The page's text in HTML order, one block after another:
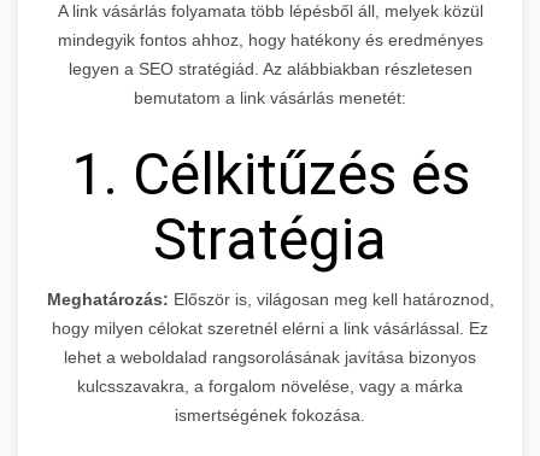
A link vásárlás folyamata több lépésből áll, melyek közül
mindegyik fontos ahhoz, hogy hatékony és eredményes
legyen a SEO stratégiád. Az alábbiakban részletesen
bemutatom a link vásárlás menetét:
1. Célkitűzés és
Stratégia
Meghatározás: Először is, világosan meg kell határoznod,
hogy milyen célokat szeretnél elérni a link vásárlással. Ez
lehet a weboldalad rangsorolásának javítása bizonyos
kulcsszavakra, a forgalom növelése, vagy a márka
ismertségének fokozása.